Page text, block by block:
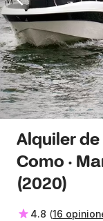
Alquiler
Como ·
(2020)
4.8 (16